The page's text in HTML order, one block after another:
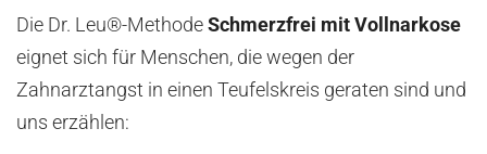
Die Dr. Leu®-Methode Schmerzfrei mit Vollnarkose
eignet sich für Menschen, die wegen der
Zahnarztangst in einen Teufelskreis geraten sind und
uns erzählen: